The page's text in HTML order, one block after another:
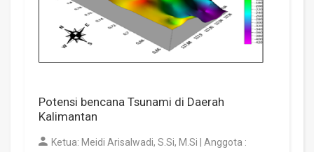
Potensi bencana Tsunami di Daerah
Kalimantan
Ketua: Meidi Arisalwadi, S.Si, M.Si | Anggota :